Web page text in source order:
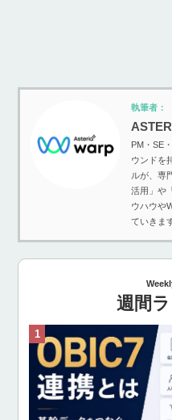
執筆者：
PM・SE
ウンドを
ルが、専
活用」や
ウハウや
ていきま
週間